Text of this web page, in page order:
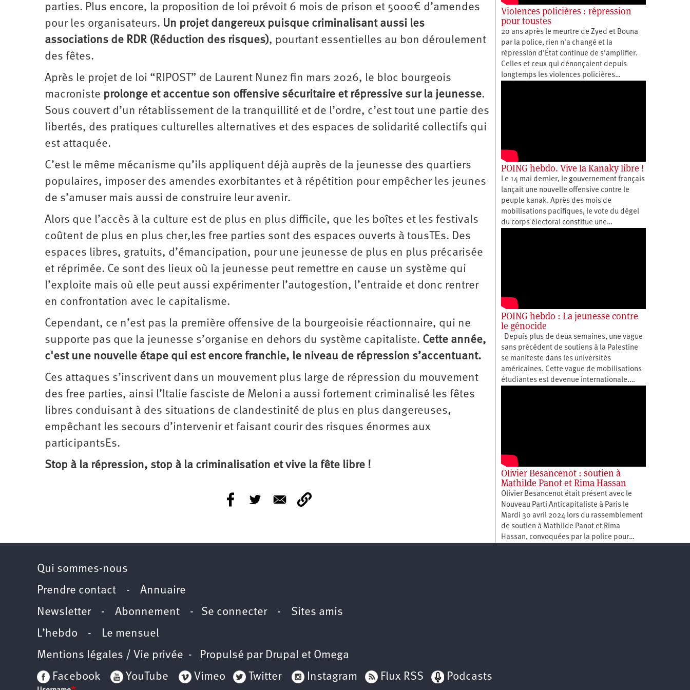
d’été
2022
parties. Plus encore, la proposition de loi prévoit 6 mois de prison et 5000€ d’amendes
pour les organisateurs. Un projet dangereux puisque criminalisant aussi les
associations de RDR (Réduction des risques), pourtant essentielles au bon déroulement
des fêtes.
Après le projet de loi “RIPOST” de Laurent Nunez fin mars 2026, le bloc bourgeois
macroniste prolonge et accentue son offensive sécuritaire et répressive sur la jeunesse.
Sous couvert d’un rétablissement de la tranquillité et de l’ordre, c’est tout une partie des
libertés, des pratiques culturelles alternatives et des espaces de solidarité collectifs qui
est attaquée.
C’est le même mécanisme qu’ils appliquent déjà auprès de la jeunesse des quartiers
populaires, imposer des amendes exorbitantes et à répétition pour empêcher les jeunes
de s’amuser mais aussi de construire leur avenir.
Alors que l’accès à la culture est de plus en plus difficile, que les boîtes et les festivals
coûtent de plus en plus cher,les free parties sont des espaces ouverts à tousTEs. Des
espaces libres, gratuits, d’émancipation, pour une jeunesse de plus en plus précarisée
et réprimée. Ce sont des lieux où la jeunesse peut remettre en cause un système qui
l’exploite mais où elle peut aussi expérimenter l’autogestion, l’entraide et donc rentrer
en confrontation avec le capitalisme.
Cependant, ce n’est pas la première offensive de la bourgeoisie réactionnaire, qui ne
supporte pas que la jeunesse s’organise en dehors du système capitaliste. Cette année,
c'est une nouvelle étape qui est encore franchie, le niveau de répression s’accentuant.
Ces attaques s’inscrivent dans un mouvement plus large de répression du mouvement
des free parties, ainsi l’Italie fasciste de Meloni a aussi fortement criminalisé les fêtes
libres conduisant à des situations de clandestinité de plus en plus dangereuses,
empêchant les secours d’intervenir et faisant courir des risques énormes aux
participantsEs.
Stop à la répression, stop à la criminalisation et vive la fête libre !
Violences policières : répression
pour toustes
20 ans après le meurtre de Zyed et Bouna
par la police, rien n'a changé et la
répression d'État continue de s'amplifier.
Celles et ceux qui dénonçaient depuis
longtemps les violences policières…
POING hebdo. Vive la Kanaky libre !
Le 14 mai dernier, le gouvernement français
lançait une nouvelle offensive contre le
peuple kanak. Après des mois de
mobilisations pacifiques, le vote du dégel
du corps électoral constitue une…
POING hebdo : La jeunesse contre
le génocide
Depuis plus de deux semaines, une vague
sans précédent de soutiens à la Palestine
se manifeste dans les universités
américaines. Cette vague de mobilisations
étudiantes est devenue internationale.…
Olivier Besancenot : soutien à
Mathilde Panot et Rima Hassan
Olivier Besancenot était présent avec le
Nouveau Parti Anticapitaliste à Paris le
Mardi 30 avril 2024 lors du rassemblement
de soutien à Mathilde Panot et Rima
Hassan, convoquées par la police pour…
Qui sommes-nous
Prendre contact - Annuaire
Newsletter - Abonnement - Se connecter- Sites amis
L’hebdo - Le mensuel
Mentions légales / Vie privée - Propulsé par Drupal et Omega
Facebook
YouTube Vimeo Twitter Instagram Flux RSS Podcasts